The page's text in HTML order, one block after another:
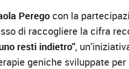
Perego con la
di raccogliere la cifra
resti indietro”,
geniche sviluppate